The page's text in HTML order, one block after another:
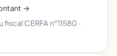
→
fiscal CERFA n°11580 ·